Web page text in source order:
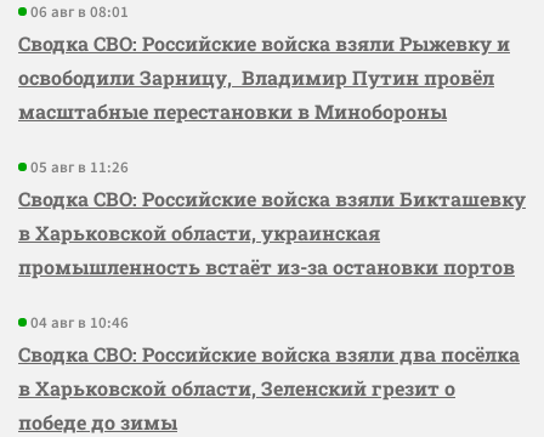
06 авг в 08:01
Сводка СВО: Российские войска взяли Рыжевку и
освободили Зарницу, Владимир Путин провёл
масштабные перестановки в Минобороны
05 авг в 11:26
Сводка СВО: Российские войска взяли Бикташевку
в Харьковской области, украинская
промышленность встаёт из-за остановки портов
04 авг в 10:46
Сводка СВО: Российские войска взяли два посёлка
в Харьковской области, Зеленский грезит о
победе до зимы